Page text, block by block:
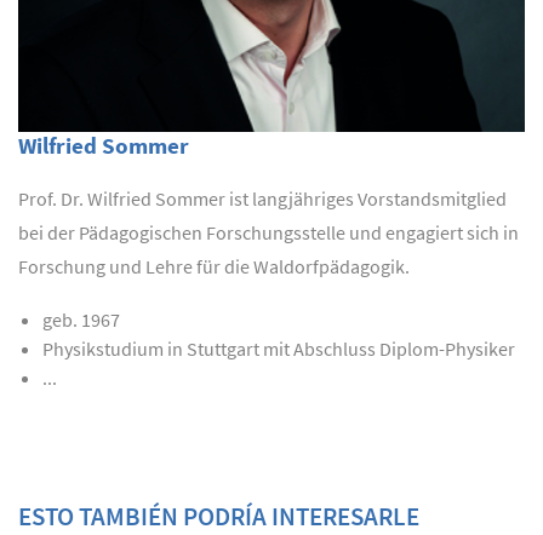
Wilfried Sommer
Prof. Dr. Wilfried Sommer ist langjähriges Vorstandsmitglied
bei der Pädagogischen Forschungsstelle und engagiert sich in
Forschung und Lehre für die Waldorfpädagogik.
geb. 1967
Physikstudium in Stuttgart mit Abschluss Diplom-Physiker
...
ESTO TAMBIÉN PODRÍA INTERESARLE